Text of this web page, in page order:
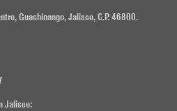
Guachinango, Jalisco, C.P. 46800.
Jalisco: